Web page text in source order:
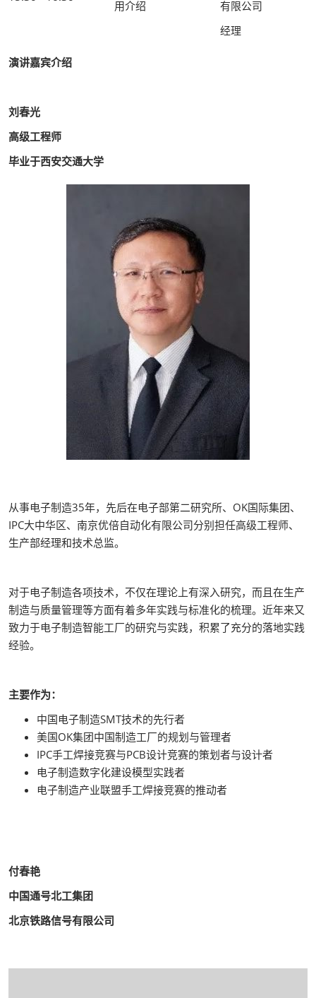
用介绍
有限公司
经理
演讲嘉宾介绍
刘春光
高级工程师
毕业于西安交通大学
从事电子制造35年，先后在电子部第二研究所、OK国际集团、
IPC大中华区、南京优倍自动化有限公司分别担任高级工程师、
生产部经理和技术总监。
对于电子制造各项技术，不仅在理论上有深入研究，而且在生产
制造与质量管理等方面有着多年实践与标准化的梳理。近年来又
致力于电子制造智能工厂的研究与实践，积累了充分的落地实践
经验。
主要作为：
中国电子制造SMT技术的先行者
美国OK集团中国制造工厂的规划与管理者
IPC手工焊接竞赛与PCB设计竞赛的策划者与设计者
电子制造数字化建设模型实践者
电子制造产业联盟手工焊接竞赛的推动者
付春艳
中国通号北工集团
北京铁路信号有限公司